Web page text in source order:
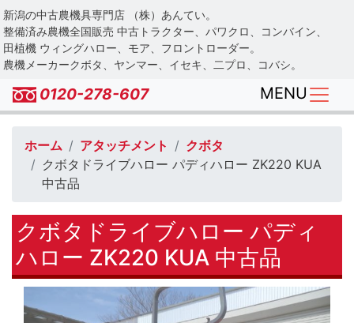
Skip
to
main
content
新潟の中古農機具専門店 （株）あんてい。
整備済み農機全国販売 中古トラクター、パワクロ、コンバイン、
田植機 ウィングハロー、モア、フロントローダー。
農機メーカークボタ、ヤンマー、イセキ、二プロ、コバシ。
0120-278-607 MENU
ホーム アタッチメント
クボタ
クボタドライブハロー パディハロー ZK220 KUA
中古品
クボタドライブハロー パディ
ハロー ZK220 KUA 中古品